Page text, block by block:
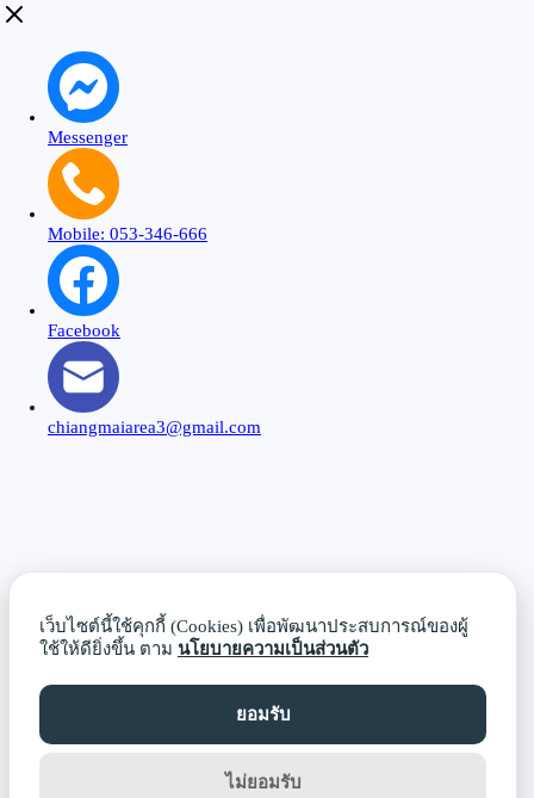
Messenger
Mobile: 053-346-666
Facebook
chiangmaiarea3@gmail.com
เว็บไซต์นี้ใช้คุกกี้ (Cookies) เพื่อพัฒนาประสบการณ์ของผู้
ใช้ให้ดียิ่งขึ้น ตาม นโยบายความเป็นส่วนตัว
ยอมรับ
ไม่ยอมรับ